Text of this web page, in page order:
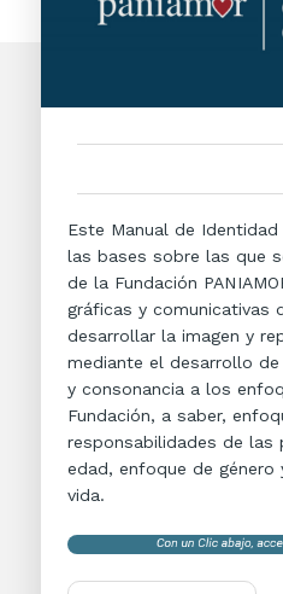
Este Manual de
las bases sobre las que
de la Fundación
gráficas y comunicativas
desarrollar la imagen y
mediante el desarrollo de
y consonancia a los
Fundación, a saber,
responsabilidades de las
edad, enfoque de
vida.